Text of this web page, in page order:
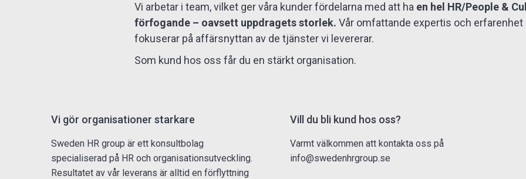
Vi arbetar i team, vilket ger våra kunder fördelarna med att ha en hel HR/People &
förfogande – oavsett uppdragets storlek. Vår omfattande expertis och
fokuserar på affärsnyttan av de tjänster vi levererar.
Som kund hos oss får du en stärkt organisation.
Vi gör organisationer starkare
Sweden HR group är ett konsultbolag
specialiserad på HR och organisationsutveckling.
Resultatet av vår leverans är alltid en förflyttning
Vill du bli kund hos oss?
Varmt välkommen att kontakta oss på
info@swedenhrgroup.se